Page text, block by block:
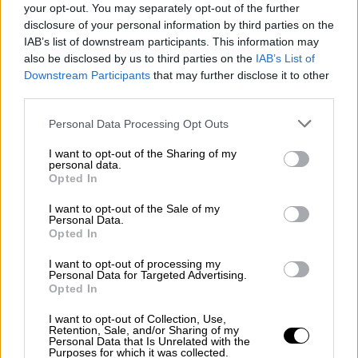
your opt-out. You may separately opt-out of the further
disclosure of your personal information by third parties on the
IAB’s list of downstream participants. This information may
also be disclosed by us to third parties on the IAB’s List of
Downstream Participants that may further disclose it to other
Please note that this website/app uses one or more Google
not limited to your visit or usage behaviour. You may click to
grant or deny consent to Google and its third-party tags to
use your data for below specified purposes in below Google
consent section.
Personal Data Processing Opt Outs
I want to opt-out of the Sharing of my
personal data.
Opted In
I want to opt-out of the Sale of my
Personal Data.
Opted In
I want to opt-out of processing my
Personal Data for Targeted Advertising.
Opted In
I want to opt-out of Collection, Use,
Retention, Sale, and/or Sharing of my
Personal Data that Is Unrelated with the
Purposes for which it was collected.
Το ΙΚΑ θα καταβάλλει τις συντάξεις:
Την Τρίτη 22 Φεβρουαρίου (για τους
συνταξιούχους που το ΑΜΚΑ τους λήγει
σε 1, 3, 5, 7, 9)
Την Τετάρτη 23 Φεβρουαρίου (για τους
σε 0, 2, 4, 6, 8)
Πέμπτη 24 Φεβρουαρίου 2022
Ο ΟΓΑ θα καταβάλλει τις συντάξεις την
Πέμπτη 24 Φεβρουαρίου 2022
Το ΕΤΑΑ (μη Μισθωτών) θα καταβάλλει τις
συντάξεις την Πέμπτη 24 Φεβρουαρίου 2022